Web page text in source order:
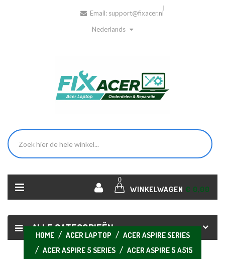
Email: support@fixacer.nl
Nederlands
0
WINKELWAGEN € 0,00
ALLE CATEGORIEËN
HOME ACER LAPTOP
ACER ASPIRE SERIES
ACER ASPIRE 5 SERIES
ACER ASPIRE 5 A515